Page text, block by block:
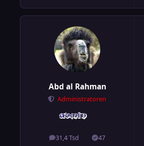
Abd al Rahman
Administratoren
31,4 Tsd
Beiträge 47
Lösungen